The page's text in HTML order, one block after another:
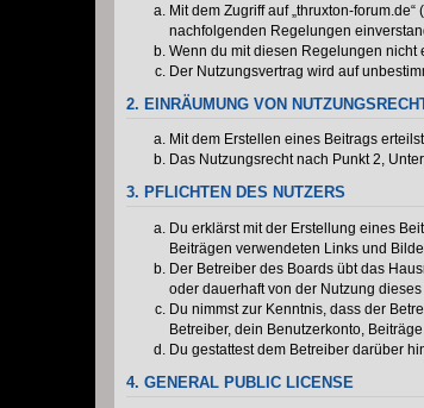
Mit dem Zugriff auf „thruxton-
nachfolgenden Regelungen
Wenn du mit diesen Regelungen nicht
Der Nutzungsvertrag wird auf
2. EINRÄUMUNG VON
Mit dem Erstellen eines Beitrags
Das Nutzungsrecht nach Punkt 2,
3. PFLICHTEN DES NUTZERS
Du erklärst mit der Erstellung eines
Beiträgen verwendeten Links und
Der Betreiber des Boards übt das
oder dauerhaft von der Nutzung
Du nimmst zur Kenntnis, dass der
Betreiber, dein Benutzerkonto,
Du gestattest dem Betreiber darüber
4. GENERAL PUBLIC LICENSE